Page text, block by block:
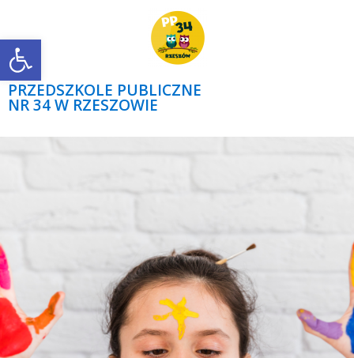
Open toolbar
PRZEDSZKOLE PUBLICZNE
NR 34 W RZESZOWIE